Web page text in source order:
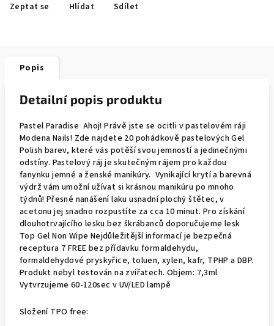
Zeptat se Hlídat Sdílet
Popis
Detailní popis produktu
Pastel Paradise Ahoj! Právě jste se ocitli v pastelovém ráji
Modena Nails! Zde najdete 20 pohádkově pastelových Gel
Polish barev, které vás potěší svou jemností a jedinečnými
odstíny. Pastelový ráj je skutečným rájem pro každou
fanynku jemné a ženské manikúry. Vynikající krytí a barevná
výdrž vám umožní užívat si krásnou manikúru po mnoho
týdnů! Přesné nanášení laku usnadní plochý štětec, v
acetonu jej snadno rozpustíte za cca 10 minut. Pro získání
dlouhotrvajícího lesku bez škrábanců doporučujeme lesk
Top Gel Non Wipe Nejdůležitější informací je bezpečná
receptura 7 FREE bez přídavku formaldehydu,
formaldehydové pryskyřice, toluen, xylen, kafr, TPHP a DBP.
Produkt nebyl testován na zvířatech. Objem: 7,3ml
Vytvrzujeme 60-120sec v UV/LED lampě
Složení TPO free: